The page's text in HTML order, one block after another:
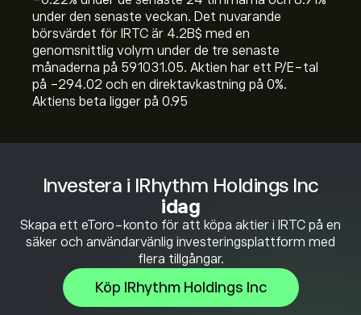
Investera i IRhythm Holdings Inc
idag
Skapa ett eToro-konto för att köpa aktier i IRTC på en
säker och användarvänlig investeringsplattform med
flera tillgångar.
Köp IRhythm Holdings Inc
under den senaste veckan. Det nuvarande
börsvärdet för IRTC är 4.2B‎$‎ med en
genomsnittlig volym under de tre senaste
månaderna på 591031.05. Aktien har ett P/E-tal
på -294.02 och en direktavkastning på 0%.
Aktiens beta ligger på 0.95